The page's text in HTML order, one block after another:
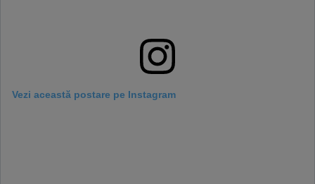
Vezi această postare pe Instagram